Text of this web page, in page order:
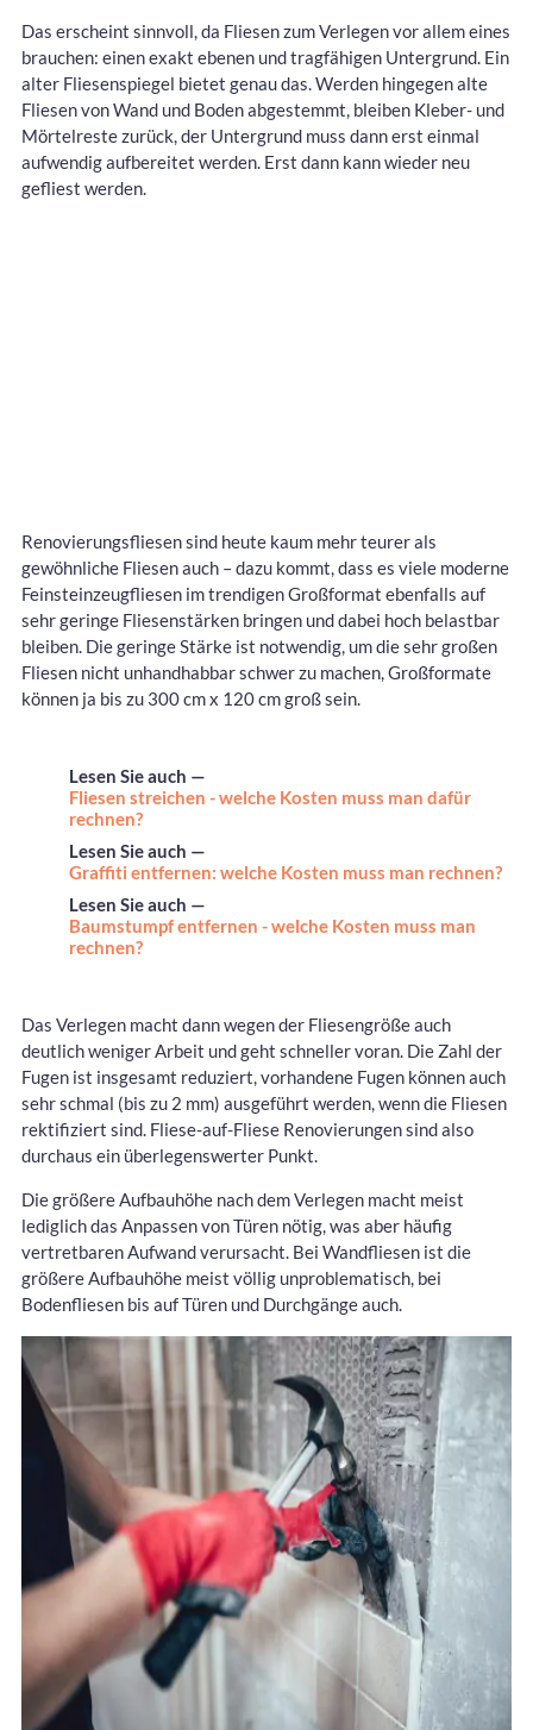
Das erscheint sinnvoll, da Fliesen zum Verlegen vor allem eines
brauchen: einen exakt ebenen und tragfähigen Untergrund. Ein
alter Fliesenspiegel bietet genau das. Werden hingegen alte
Fliesen von Wand und Boden abgestemmt, bleiben Kleber- und
Mörtelreste zurück, der Untergrund muss dann erst einmal
aufwendig aufbereitet werden. Erst dann kann wieder neu
gefliest werden.
Renovierungsfliesen sind heute kaum mehr teurer als
gewöhnliche Fliesen auch – dazu kommt, dass es viele moderne
Feinsteinzeugfliesen im trendigen Großformat ebenfalls auf
sehr geringe Fliesenstärken bringen und dabei hoch belastbar
bleiben. Die geringe Stärke ist notwendig, um die sehr großen
Fliesen nicht unhandhabbar schwer zu machen, Großformate
können ja bis zu 300 cm x 120 cm groß sein.
Lesen Sie auch —
Fliesen streichen - welche Kosten muss man dafür
rechnen?
Lesen Sie auch —
Graffiti entfernen: welche Kosten muss man rechnen?
Lesen Sie auch —
Baumstumpf entfernen - welche Kosten muss man
rechnen?
Das Verlegen macht dann wegen der Fliesengröße auch
deutlich weniger Arbeit und geht schneller voran. Die Zahl der
Fugen ist insgesamt reduziert, vorhandene Fugen können auch
sehr schmal (bis zu 2 mm) ausgeführt werden, wenn die Fliesen
rektifiziert sind. Fliese-auf-Fliese Renovierungen sind also
durchaus ein überlegenswerter Punkt.
Die größere Aufbauhöhe nach dem Verlegen macht meist
lediglich das Anpassen von Türen nötig, was aber häufig
vertretbaren Aufwand verursacht. Bei Wandfliesen ist die
größere Aufbauhöhe meist völlig unproblematisch, bei
Bodenfliesen bis auf Türen und Durchgänge auch.